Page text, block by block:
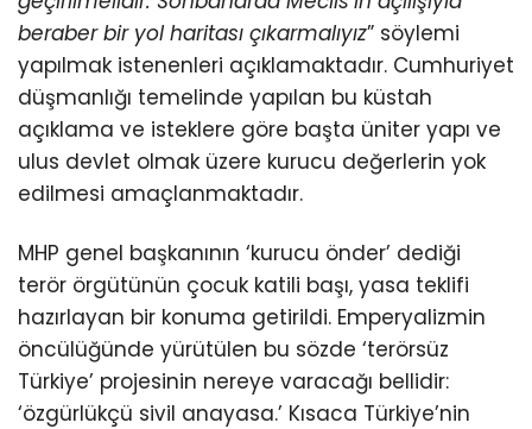
beraber bir yol haritası çıkarmalıyız” söylemi
yapılmak istenenleri açıklamaktadır. Cumhuriyet
düşmanlığı temelinde yapılan bu küstah
açıklama ve isteklere göre başta üniter yapı ve
ulus devlet olmak üzere kurucu değerlerin yok
edilmesi amaçlanmaktadır.
MHP genel başkanının ‘kurucu önder’ dediği
terör örgütünün çocuk katili başı, yasa teklifi
hazırlayan bir konuma getirildi. Emperyalizmin
öncülüğünde yürütülen bu sözde ‘terörsüz
Türkiye’ projesinin nereye varacağı bellidir:
‘özgürlükçü sivil anayasa.’ Kısaca Türkiye’nin